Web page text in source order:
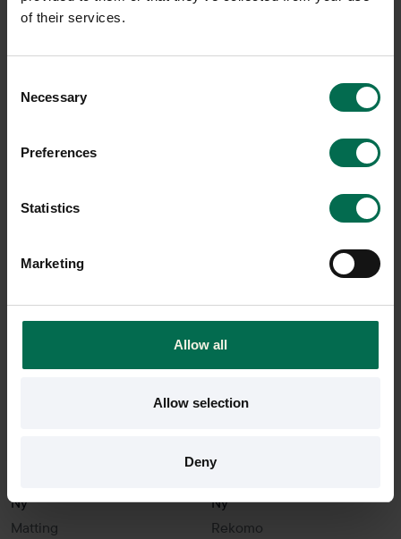
of their services.
Selection
Necessary
Preferences
Statistics
Marketing
Allow all
Allow selection
Deny
Ny
Flexbord Minidesk Kontorsstol Extend 120
/mån
Matting
Ny
Rekomo
Ny